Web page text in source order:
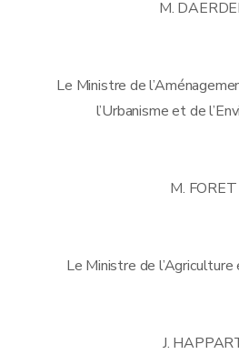
M.
Le Ministre de
l’Urbanisme et de
M. FORET
Le Ministre de
J.